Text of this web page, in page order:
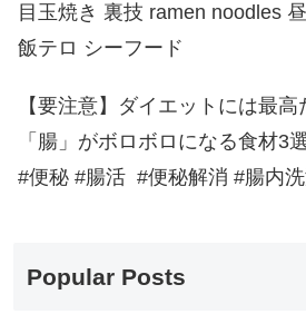
目玉焼き 裏技 ramen noodles
飯テロ シーフード
【要注意】ダイエットには最高
「腸」がボロボロになる食材3
#便秘 #腸活 #便秘解消 #腸内
Popular Posts